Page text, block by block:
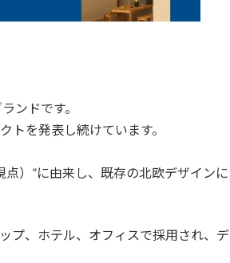
コーディネート例
談は 公式LINEアカウントを
ンドです。
トを発表し続けています。
）”に由来し、既存の北欧デザインに
プ、ホテル、オフィスで採用され、デ